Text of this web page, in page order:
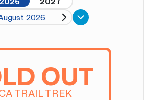
2026
OUT
TRAIL TREK